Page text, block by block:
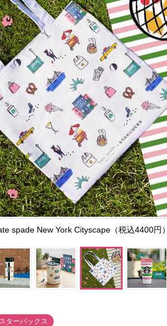
spade New York Cityscape（税込4400円）
ターバックス